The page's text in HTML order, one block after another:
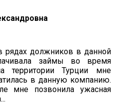
рядах должников в данной
займы во время
территории Турции мне
в данную компанию.
мне позвонила ужасная